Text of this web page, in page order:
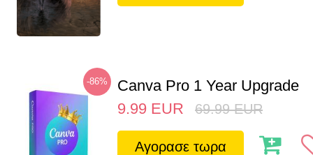
-86%
Canva Pro 1 Year Upgrade
9.99 EUR 69.99 EUR
Αγορασε τωρα